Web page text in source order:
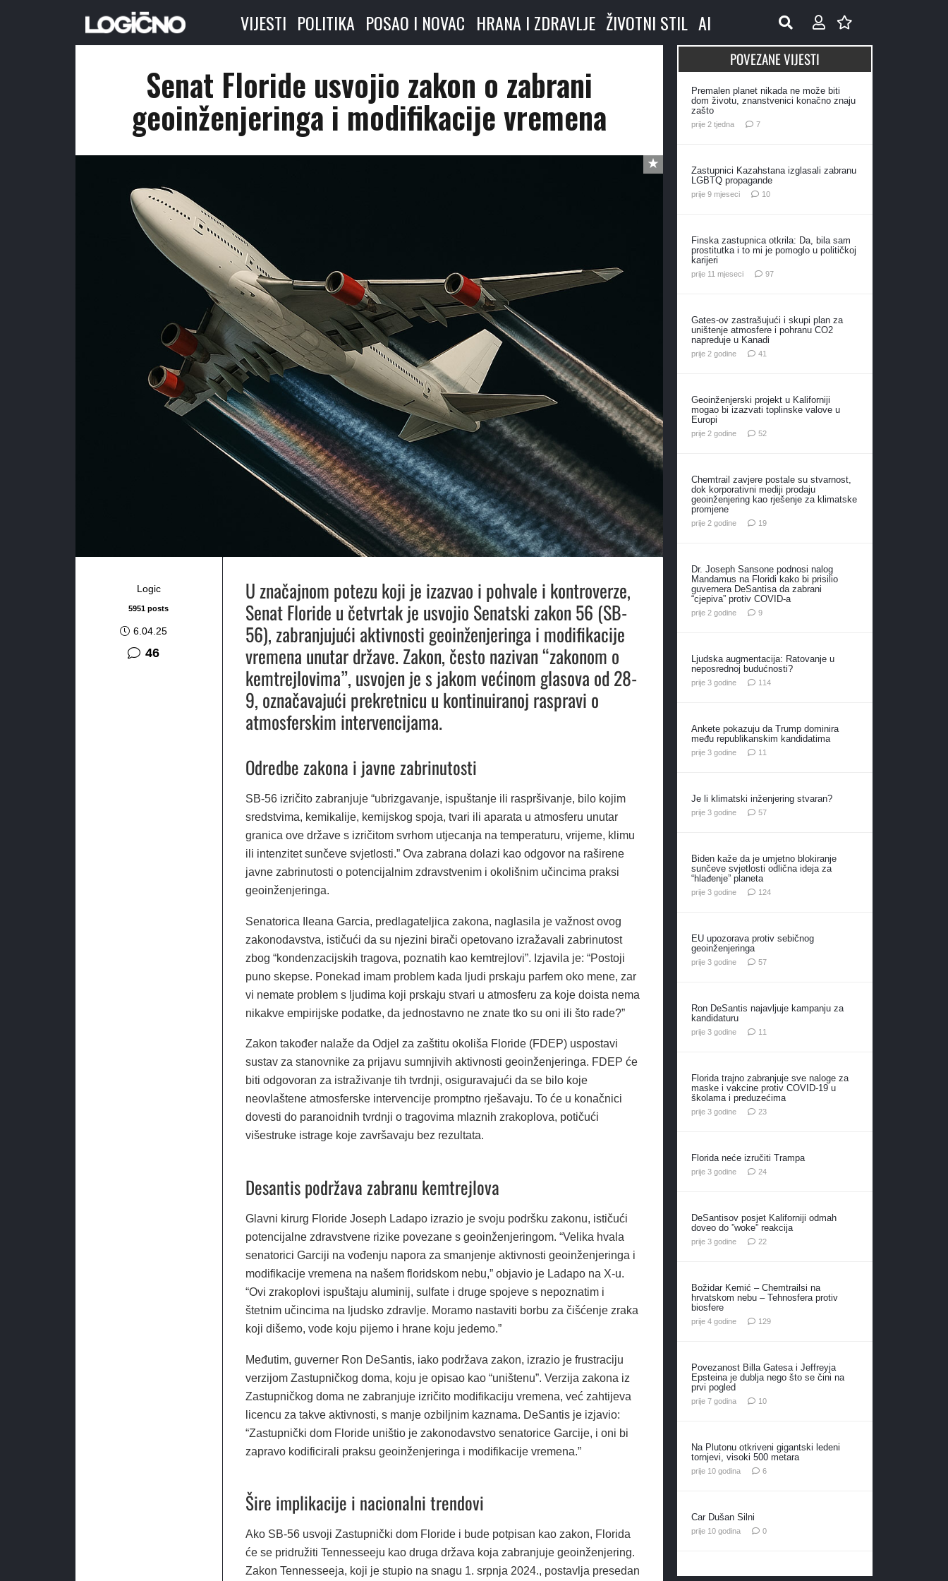
VIJESTI POLITIKA POSAO I NOVAC HRANA I ZDRAVLJE ŽIVOTNI STIL AI
Senat Floride usvojio zakon o zabrani
geoinženjeringa i modifikacije vremena
Logic
5951 posts
6.04.25
46komentara
U značajnom potezu koji je izazvao i pohvale i kontroverze,
Senat Floride u četvrtak je usvojio Senatski zakon 56 (SB-
56), zabranjujući aktivnosti geoinženjeringa i modifikacije
vremena unutar države. Zakon, često nazivan “zakonom o
kemtrejlovima”, usvojen je s jakom većinom glasova od 28-
9, označavajući prekretnicu u kontinuiranoj raspravi o
atmosferskim intervencijama.
Odredbe zakona i javne zabrinutosti
SB-56 izričito zabranjuje “ubrizgavanje, ispuštanje ili raspršivanje, bilo kojim
sredstvima, kemikalije, kemijskog spoja, tvari ili aparata u atmosferu unutar
granica ove države s izričitom svrhom utjecanja na temperaturu, vrijeme, klimu
ili intenzitet sunčeve svjetlosti.” Ova zabrana dolazi kao odgovor na raširene
javne zabrinutosti o potencijalnim zdravstvenim i okolišnim učincima praksi
geoinženjeringa.
Senatorica Ileana Garcia, predlagateljica zakona, naglasila je važnost ovog
zakonodavstva, ističući da su njezini birači opetovano izražavali zabrinutost
zbog “kondenzacijskih tragova, poznatih kao kemtrejlovi”. Izjavila je: “Postoji
puno skepse. Ponekad imam problem kada ljudi prskaju parfem oko mene, zar
vi nemate problem s ljudima koji prskaju stvari u atmosferu za koje doista nema
nikakve empirijske podatke, da jednostavno ne znate tko su oni ili što rade?”
Zakon također nalaže da Odjel za zaštitu okoliša Floride (FDEP) uspostavi
sustav za stanovnike za prijavu sumnjivih aktivnosti geoinženjeringa. FDEP će
biti odgovoran za istraživanje tih tvrdnji, osiguravajući da se bilo koje
neovlaštene atmosferske intervencije promptno rješavaju. To će u konačnici
dovesti do paranoidnih tvrdnji o tragovima mlaznih zrakoplova, potičući
višestruke istrage koje završavaju bez rezultata.
Desantis podržava zabranu kemtrejlova
Glavni kirurg Floride Joseph Ladapo izrazio je svoju podršku zakonu, ističući
potencijalne zdravstvene rizike povezane s geoinženjeringom. “Velika hvala
senatorici Garciji na vođenju napora za smanjenje aktivnosti geoinženjeringa i
modifikacije vremena na našem floridskom nebu,” objavio je Ladapo na X-u.
“Ovi zrakoplovi ispuštaju aluminij, sulfate i druge spojeve s nepoznatim i
štetnim učincima na ljudsko zdravlje. Moramo nastaviti borbu za čišćenje zraka
koji dišemo, vode koju pijemo i hrane koju jedemo.”
Međutim, guverner Ron DeSantis, iako podržava zakon, izrazio je frustraciju
verzijom Zastupničkog doma, koju je opisao kao “uništenu”. Verzija zakona iz
Zastupničkog doma ne zabranjuje izričito modifikaciju vremena, već zahtijeva
licencu za takve aktivnosti, s manje ozbiljnim kaznama. DeSantis je izjavio:
“Zastupnički dom Floride uništio je zakonodavstvo senatorice Garcije, i oni bi
zapravo kodificirali praksu geoinženjeringa i modifikacije vremena.”
Šire implikacije i nacionalni trendovi
Ako SB-56 usvoji Zastupnički dom Floride i bude potpisan kao zakon, Florida
će se pridružiti Tennesseeju kao druga država koja zabranjuje geoinženjering.
Zakon Tennesseeja, koji je stupio na snagu 1. srpnja 2024., postavlja presedan
POVEZANE VIJESTI
Premalen planet nikada ne može biti
dom životu, znanstvenici konačno znaju
zašto
prije 2 tjedna 7komentara
Zastupnici Kazahstana izglasali zabranu
LGBTQ propagande
prije 9 mjeseci 10komentara
Finska zastupnica otkrila: Da, bila sam
prostitutka i to mi je pomoglo u političkoj
karijeri
prije 11 mjeseci 97komentara
Gates-ov zastrašujući i skupi plan za
uništenje atmosfere i pohranu CO2
napreduje u Kanadi
prije 2 godine 41
Geoinženjerski projekt u Kaliforniji
mogao bi izazvati toplinske valove u
Europi
prije 2 godine 52komentara
Chemtrail zavjere postale su stvarnost,
dok korporativni mediji prodaju
geoinženjering kao rješenje za klimatske
promjene
prije 2 godine 19komentara
Dr. Joseph Sansone podnosi nalog
Mandamus na Floridi kako bi prisilio
guvernera DeSantisa da zabrani
“cjepiva” protiv COVID-a
prije 2 godine 9komentara
Ljudska augmentacija: Ratovanje u
neposrednoj budućnosti?
prije 3 godine 114komentara
Ankete pokazuju da Trump dominira
među republikanskim kandidatima
prije 3 godine 11
Je li klimatski inženjering stvaran?
prije 3 godine 57komentara
Biden kaže da je umjetno blokiranje
sunčeve svjetlosti odlična ideja za
“hlađenje” planeta
prije 3 godine 124komentara
EU upozorava protiv sebičnog
geoinženjeringa
prije 3 godine 57komentara
Ron DeSantis najavljuje kampanju za
kandidaturu
prije 3 godine 11
Florida trajno zabranjuje sve naloge za
maske i vakcine protiv COVID-19 u
školama i preduzećima
prije 3 godine 23komentara
Florida neće izručiti Trampa
prije 3 godine 24komentara
DeSantisov posjet Kaliforniji odmah
doveo do ”woke” reakcija
prije 3 godine 22komentara
Božidar Kemić – Chemtrailsi na
hrvatskom nebu – Tehnosfera protiv
biosfere
prije 4 godine 129komentara
Povezanost Billa Gatesa i Jeffreyja
Epsteina je dublja nego što se čini na
prvi pogled
prije 7 godina 10komentara
Na Plutonu otkriveni gigantski ledeni
tornjevi, visoki 500 metara
prije 10 godina 6komentara
Car Dušan Silni
prije 10 godina 0